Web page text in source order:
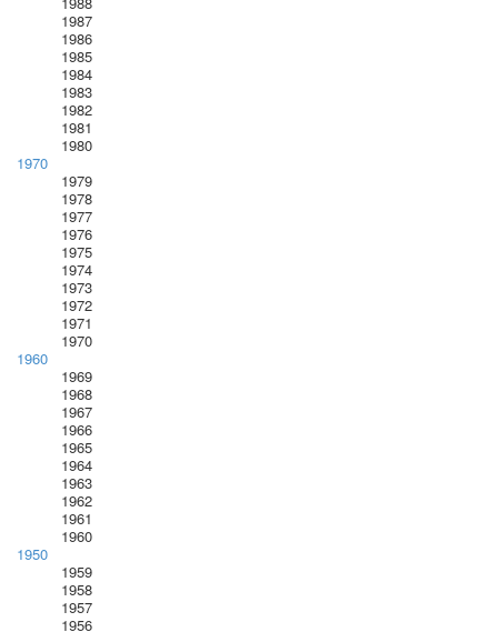
1987
1986
1985
1984
1983
1982
1981
1980
1970
1979
1978
1977
1976
1975
1974
1973
1972
1971
1970
1960
1969
1968
1967
1966
1965
1964
1963
1962
1961
1960
1950
1959
1958
1957
1956